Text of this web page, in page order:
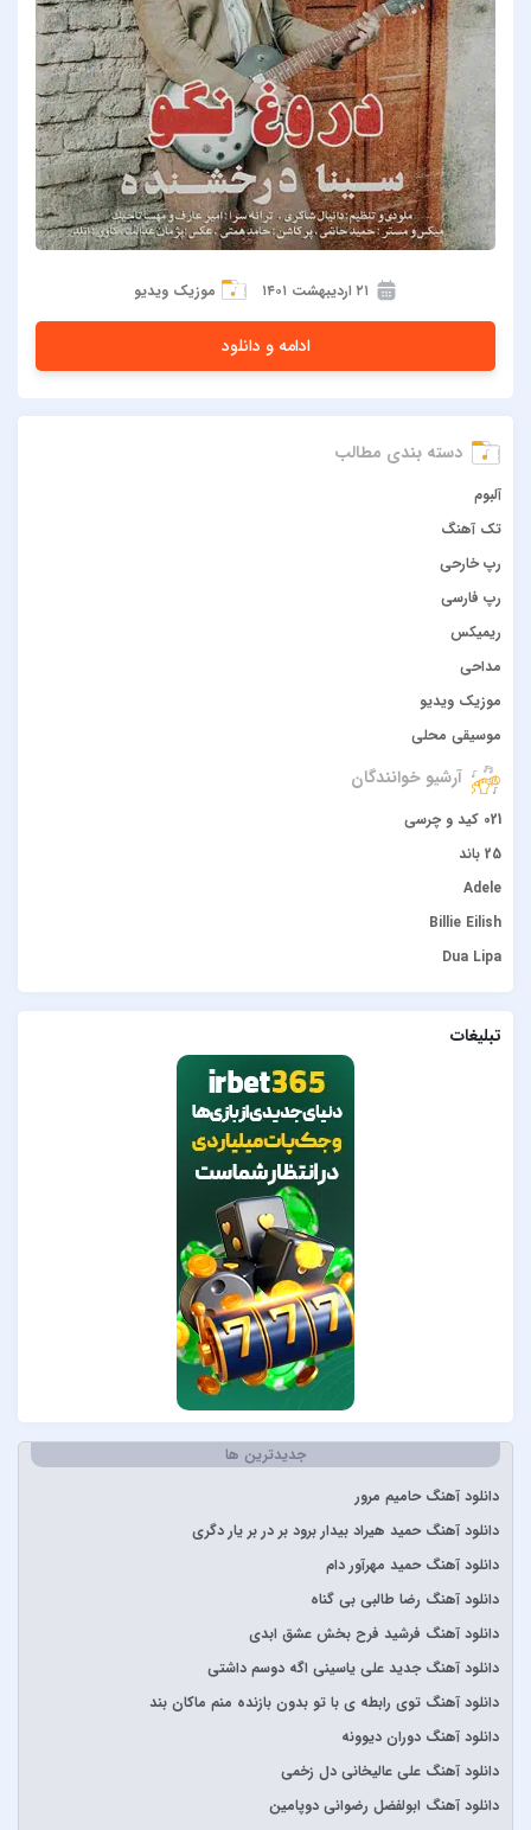
۲۱ اردیبهشت ۱۴۰۱ موزیک ویدیو
ادامه و دانلود
دسته بندی مطالب
آلبوم
تک آهنگ
رپ خارحی
رپ فارسی
ریمیکس
مداحی
موزیک ویدیو
موسیقی محلی
آرشیو خوانندگان
021 کید و چرسی
25 باند
Adele
Billie Eilish
Dua Lipa
Gülşen
Stevie Wonder
آبان بند
آدوین
آراز
آرتا
آرتا و آرون
آرتا و پارسالیپ
آرش AP
آرش و ساسی
آرمان گرشاسبی
آرمین زارعی
آرون افشار
تبلیغات
جدیدترین ها
دانلود آهنگ حامیم مرور
دانلود آهنگ حمید هیراد بیدار برود بر در بر یار دگری
دانلود آهنگ حمید مهرآور دام
دانلود آهنگ رضا طالبی بی گناه
دانلود آهنگ فرشید فرح بخش عشق ابدی
دانلود آهنگ جدید علی یاسینی اگه دوسم داشتی
دانلود آهنگ توی رابطه ی با تو بدون بازنده منم ماکان بند
دانلود آهنگ دوران دیوونه
دانلود آهنگ علی عالیخانی دل زخمی
دانلود آهنگ ابولفضل رضوانی دوپامین